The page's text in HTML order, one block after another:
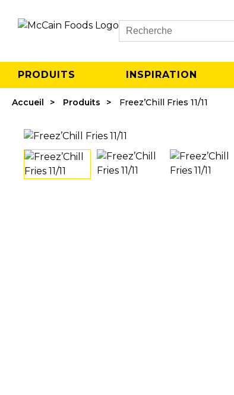
Search
PRODUITS INSPIRATION
Accueil Produits Freez’Chill Fries 11/11